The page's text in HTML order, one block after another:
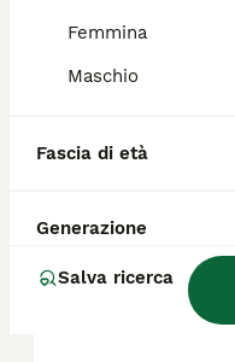
Femmina
Maschio
Fascia di età
Generazione
Salva ricerca
cresce
Pastore
Qual è il
da pastore